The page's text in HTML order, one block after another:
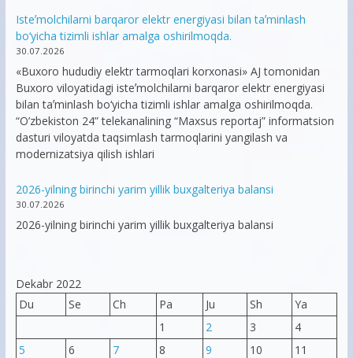
Isteʼmolchilarni barqaror elektr energiyasi bilan taʼminlash
bo‘yicha tizimli ishlar amalga oshirilmoqda.
30.07.2026
«Buxoro hududiy elektr tarmoqlari korxonasi» AJ tomonidan
Buxoro viloyatidagi isteʼmolchilarni barqaror elektr energiyasi
bilan taʼminlash bo‘yicha tizimli ishlar amalga oshirilmoqda.
“O’zbekiston 24” telekanalining “Maxsus reportaj” informatsion
dasturi viloyatda taqsimlash tarmoqlarini yangilash va
modernizatsiya qilish ishlari
2026-yilning birinchi yarim yillik buxgalteriya balansi
30.07.2026
2026-yilning birinchi yarim yillik buxgalteriya balansi
Dekabr 2022
Du
Se Ch Pa Ju Sh
Ya
1
2 3
4
5
6 7 8 9 10
11